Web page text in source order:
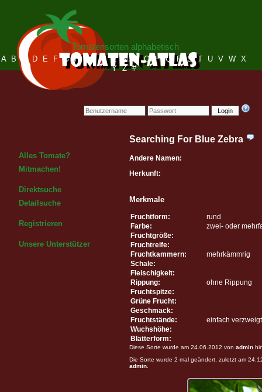
Login
Tomatensorten alphabetisch
A B C D E F G H I J K L M N O P Q R S T U V W X
Y Z #
Alles Tomate?
Mitmachen!
Direktsuche
Detailsuche
Registrieren
Unsere Unterstützer
Searching For Blue Zebra
Andere Namen:
Herkunft:
Merkmale
Fruchtform:
rund
Farbe:
zwei- oder
Fruchtgröße:
Fruchtreife:
Fruchtkammern:
mehrkämmrig
Schale:
Fleischigkeit:
Rippung:
ohne Rippung
Fruchtspitze:
Grüne Frucht:
Geschmack:
Fruchtstände:
einfach verzweigt
Wuchshöhe:
Blätterform:
Diese Sorte wurde am 24.06.2012 von admin
Die Sorte wurde 2 mal geändert, zuletzt am
admin